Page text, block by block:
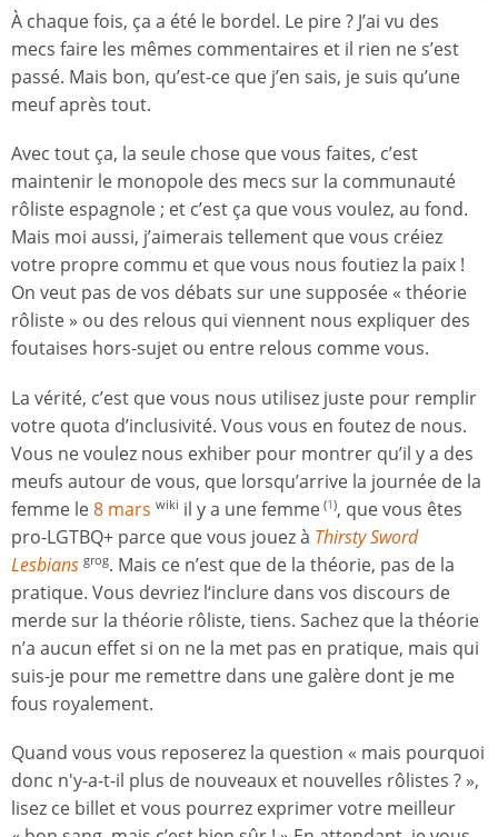
À chaque fois, ça a été le bordel. Le pire ? J’ai vu des
mecs faire les mêmes commentaires et il rien ne s’est
passé. Mais bon, qu’est-ce que j’en sais, je suis qu’une
meuf après tout.
Avec tout ça, la seule chose que vous faites, c’est
maintenir le monopole des mecs sur la communauté
rôliste espagnole ; et c’est ça que vous voulez, au fond.
Mais moi aussi, j’aimerais tellement que vous créiez
votre propre commu et que vous nous foutiez la paix !
On veut pas de vos débats sur une supposée « théorie
rôliste » ou des relous qui viennent nous expliquer des
foutaises hors-sujet ou entre relous comme vous.
La vérité, c’est que vous nous utilisez juste pour remplir
votre quota d’inclusivité. Vous vous en foutez de nous.
Vous ne voulez nous exhiber pour montrer qu’il y a des
meufs autour de vous, que lorsqu’arrive la journée de la
femme le8 mars wiki il y a une femme (1), que vous êtes
pro-LGTBQ+ parce que vous jouez à Thirsty Sword
Lesbians grog. Mais ce n’est que de la théorie, pas de la
pratique. Vous devriez l‘inclure dans vos discours de
merde sur la théorie rôliste, tiens. Sachez que la théorie
n’a aucun effet si on ne la met pas en pratique, mais qui
suis-je pour me remettre dans une galère dont je me
fous royalement.
Quand vous vous reposerez la question « mais pourquoi
donc n'y-a-t-il plus de nouveaux et nouvelles rôlistes ? »,
lisez ce billet et vous pourrez exprimer votre meilleur